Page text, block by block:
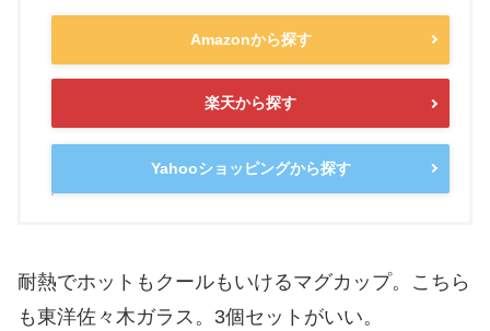
Amazonから探す
楽天から探す
Yahooショッピングから探す
耐熱でホットもクールもいけるマグカップ。こちら
も東洋佐々木ガラス。3個セットがいい。